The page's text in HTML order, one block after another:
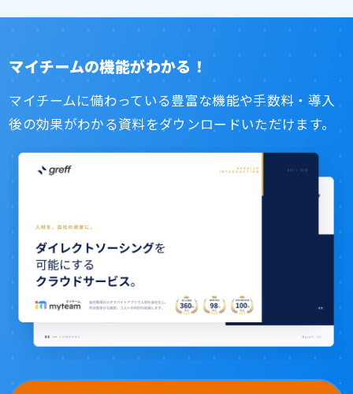
マイチームの機能がわかる！
マイチームに備わっている豊富な機能や手数料・導入
後の効果がわかる資料をダウンロードいただけます。